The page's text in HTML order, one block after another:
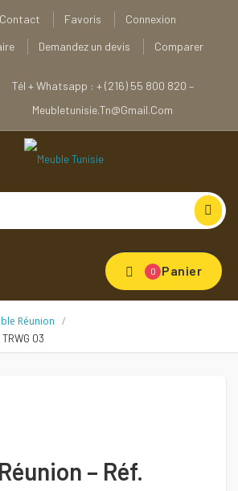
Contact Favoris
Connexion
Demandez un devis Comparer
Tél + Whatsapp : + (216) 55 800 820 –
Meubletunisie.tn@gmail.com
0 Panier
Réunion
03
– Réf.